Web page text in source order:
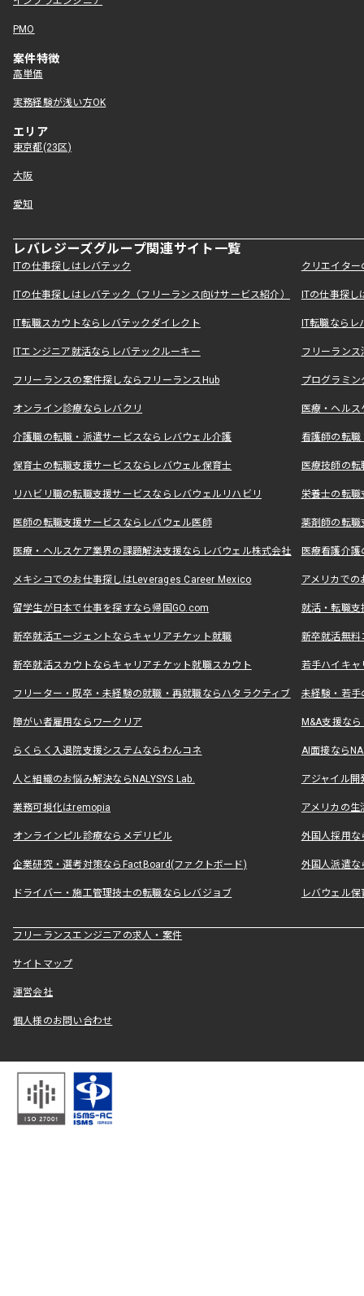
PMO
案件特徴
高単価
実務経験が浅い方OK
エリア
東京都(23区)
大阪
愛知
レバレジーズグループ関連サイト一覧
ITの仕事探しはレバテック クリエイタ
ITの仕事探しはレバテック（フリーランス向けサービス紹介） ITの仕事探
IT転職スカウトならレバテックダイレクト IT転職なら
ITエンジニア就活ならレバテックルーキー フリーラン
フリーランスの案件探しならフリーランスHub プログラミ
オンライン診療ならレバクリ 医療・ヘル
介護職の転職・派遣サービスならレバウェル介護 看護師の転
保育士の転職支援サービスならレバウェル保育士 医療技師の
リハビリ職の転職支援サービスならレバウェルリハビリ 栄養士の転
医師の転職支援サービスならレバウェル医師 薬剤師の転
医療・ヘルスケア業界の課題解決支援ならレバウェル株式会社 医療看護介
メキシコでのお仕事探しはLeverages Career Mexico アメリカで
留学生が日本で仕事を探すなら帰国GO.com 就活・転職
新卒就活エージェントならキャリアチケット就職 新卒就活無料
新卒就活スカウトならキャリアチケット就職スカウト 若手ハイキ
フリーター・既卒・未経験の就職・再就職ならハタラクティブ 未経験・若手
障がい者雇用ならワークリア M&A支援な
らくらく入退院支援システムならわんコネ AI面接なら
人と組織のお悩み解決ならNALYSYS Lab. アジャイル
業務可視化はremopia アメリカの
オンラインピル診療ならメデリピル 外国人採用
企業研究・選考対策ならFactBoard(ファクトボード) 外国人派遣な
ドライバー・施工管理技士の転職ならレバジョブ レバウェル
フリーランスエンジニアの求人・案件
サイトマップ
運営会社
個人様のお問い合わせ